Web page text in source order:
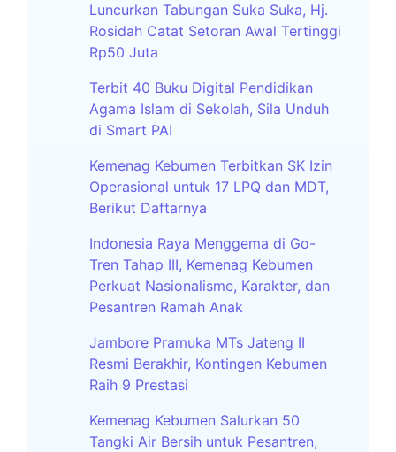
Luncurkan Tabungan Suka Suka, Hj.
Rosidah Catat Setoran Awal Tertinggi
Rp50 Juta
Terbit 40 Buku Digital Pendidikan
Agama Islam di Sekolah, Sila Unduh
di Smart PAI
Kemenag Kebumen Terbitkan SK Izin
Operasional untuk 17 LPQ dan MDT,
Berikut Daftarnya
Indonesia Raya Menggema di Go-
Tren Tahap III, Kemenag Kebumen
Perkuat Nasionalisme, Karakter, dan
Pesantren Ramah Anak
Jambore Pramuka MTs Jateng II
Resmi Berakhir, Kontingen Kebumen
Raih 9 Prestasi
Kemenag Kebumen Salurkan 50
Tangki Air Bersih untuk Pesantren,